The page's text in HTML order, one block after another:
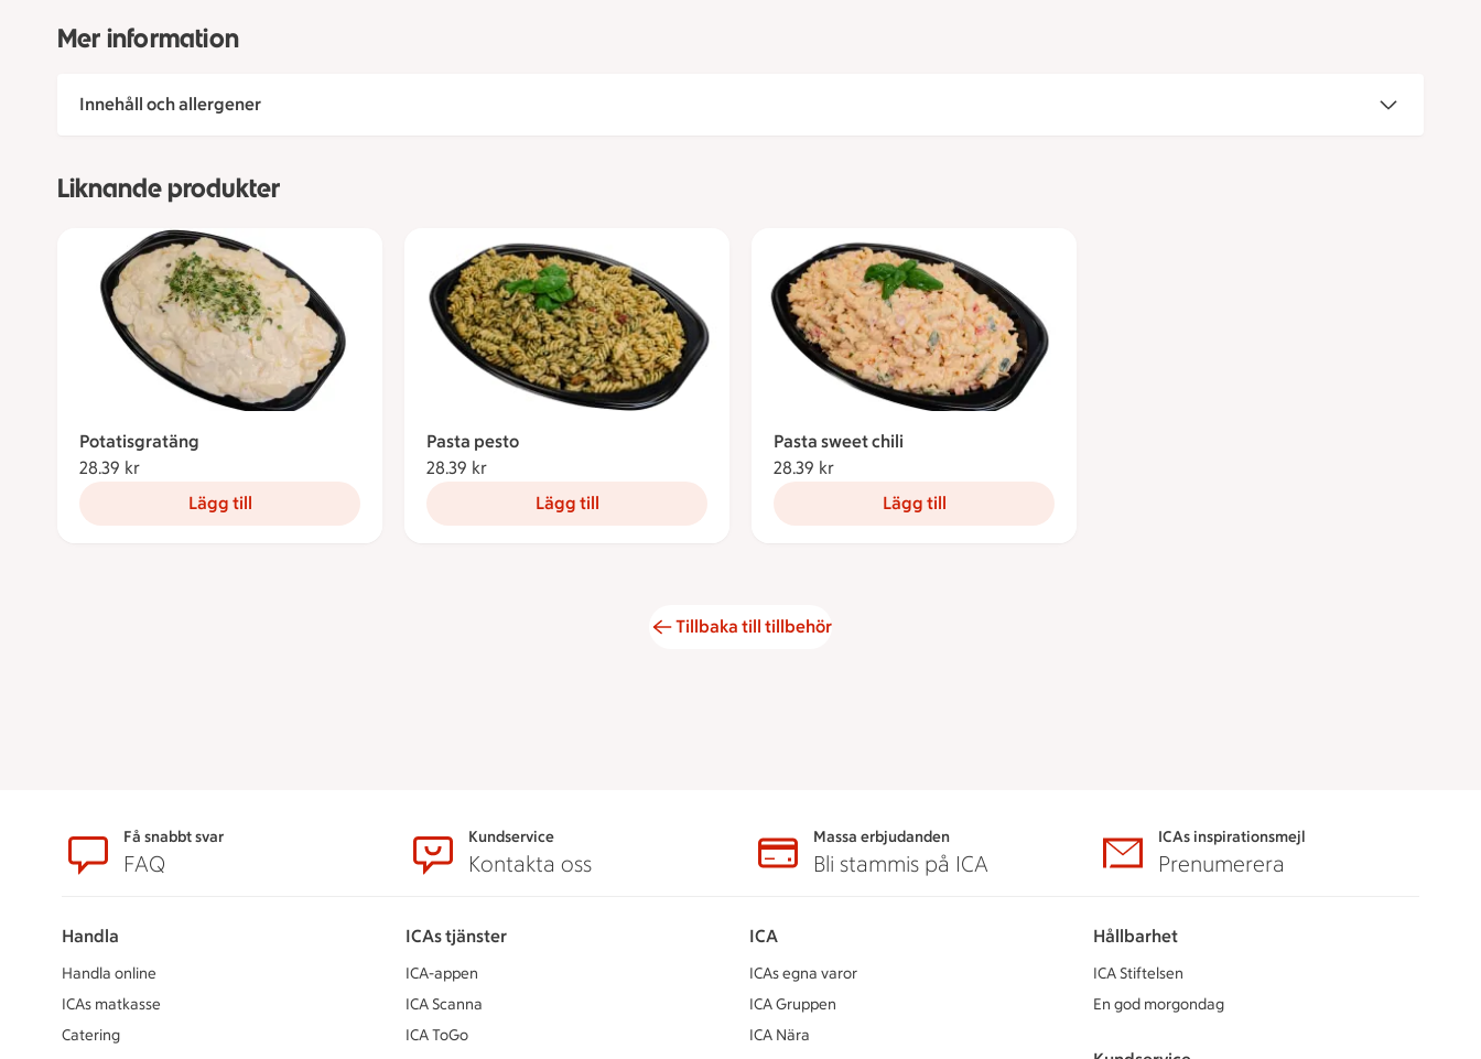
Mer information
Innehåll och allergener
Liknande produkter
Potatisgratäng
28.39 kr
Lägg till
Pasta pesto
28.39 kr
Lägg till
Pasta sweet chili
28.39 kr
Lägg till
Tillbaka till tillbehör
SidfotFå snabbt svar
FAQ
Kundservice
Kontakta oss
Massa erbjudanden
Bli stammis på ICA
ICAs inspirationsmejl
Prenumerera
Handla
Handla online
ICAs matkasse
Catering
ICAs tjänster
ICA-appen
ICA Scanna
ICA ToGo
ICA
ICAs egna varor
ICA Gruppen
ICA Nära
Hållbarhet
ICA Stiftelsen
En god morgondag